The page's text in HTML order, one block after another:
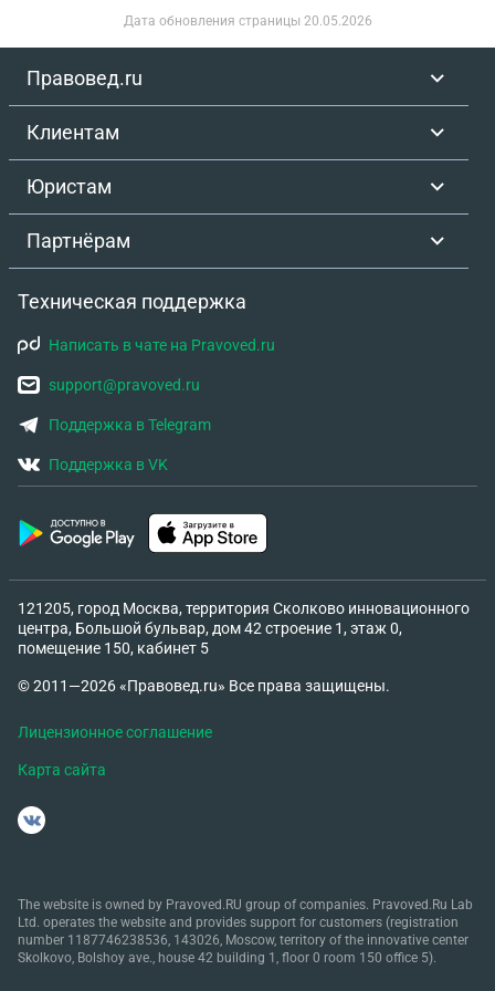
Дата обновления страницы 20.05.2026
Правовед.ru
Клиентам
Юристам
Партнёрам
Техническая поддержка
Написать в чате на Pravoved.ru
support@pravoved.ru
Поддержка в Telegram
Поддержка в VK
121205, город Москва, территория Сколково инновационного
центра, Большой бульвар, дом 42 строение 1, этаж 0,
помещение 150, кабинет 5
© 2011—2026 «Правовед.ru» Все права защищены.
Лицензионное соглашение
Карта сайта
The website is owned by Pravoved.RU group of companies. Pravoved.Ru Lab
Ltd. operates the website and provides support for customers (registration
number 1187746238536, 143026, Moscow, territory of the innovative center
Skolkovo, Bolshoy ave., house 42 building 1, floor 0 room 150 office 5).